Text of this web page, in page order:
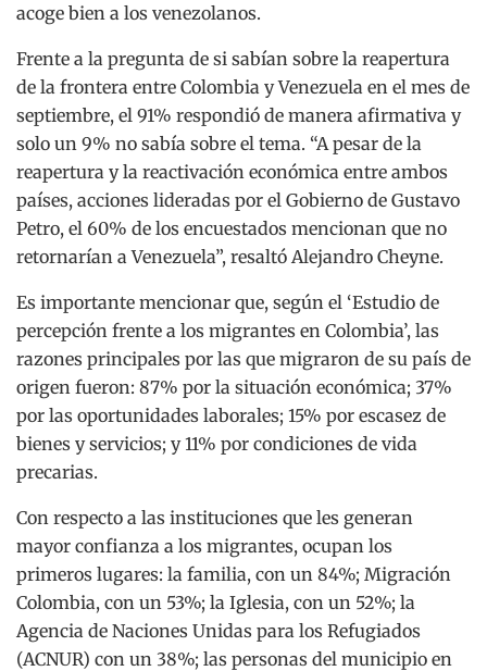
acoge bien a los venezolanos.
Frente a la pregunta de si sabían sobre la reapertura
de la frontera entre Colombia y Venezuela en el mes de
septiembre, el 91% respondió de manera afirmativa y
solo un 9% no sabía sobre el tema. “A pesar de la
reapertura y la reactivación económica entre ambos
países, acciones lideradas por el Gobierno de Gustavo
Petro, el 60% de los encuestados mencionan que no
retornarían a Venezuela”, resaltó Alejandro Cheyne.
Es importante mencionar que, según el ‘Estudio de
percepción frente a los migrantes en Colombia’, las
razones principales por las que migraron de su país de
origen fueron: 87% por la situación económica; 37%
por las oportunidades laborales; 15% por escasez de
bienes y servicios; y 11% por condiciones de vida
precarias.
Con respecto a las instituciones que les generan
mayor confianza a los migrantes, ocupan los
primeros lugares: la familia, con un 84%; Migración
Colombia, con un 53%; la Iglesia, con un 52%; la
Agencia de Naciones Unidas para los Refugiados
(ACNUR) con un 38%; las personas del municipio en